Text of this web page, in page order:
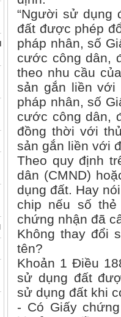
“Người sử dụng
đất được phép
pháp nhân, số
cước công dân,
theo nhu cầu
sản gắn liền với
pháp nhân, số
cước công dân,
đồng thời với
sản gắn liền với
Theo quy định
dân (CMND)
dụng đất. Hay
chip nếu số
chứng nhận đã
Không thay đổi
tên?
Khoản 1 Điều
sử dụng đất
sử dụng đất khi
- Có Giấy